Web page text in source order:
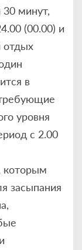
минут,
(00.00) и
отдых
в
уровня
с 2.00
которым
засыпания